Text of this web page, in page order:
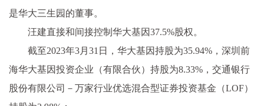
是华大三生园的董事。
汪建直接和间接控制华大基因37.5%股权。
截至2023年3月31日，华大基因持股为35.94%，深圳前
海华大基因投资企业（有限合伙）持股为8.33%，交通银行
股份有限公司－万家行业优选混合型证券投资基金（LOF）